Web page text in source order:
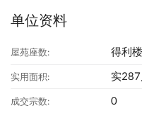
单位资料
屋苑座数: 得利楼
实用面积: 实287
成交宗数: 0